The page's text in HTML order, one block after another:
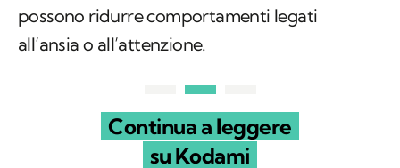
possono ridurre comportamenti legati
all’ansia o all’attenzione.
Continua a leggere
su Kodami